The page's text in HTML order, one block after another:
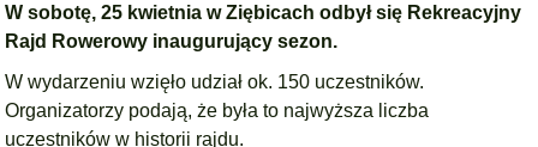
W sobotę, 25 kwietnia w Ziębicach odbył się Rekreacyjny
Rajd Rowerowy inaugurujący sezon.
W wydarzeniu wzięło udział ok. 150 uczestników.
Organizatorzy podają, że była to najwyższa liczba
uczestników w historii rajdu.